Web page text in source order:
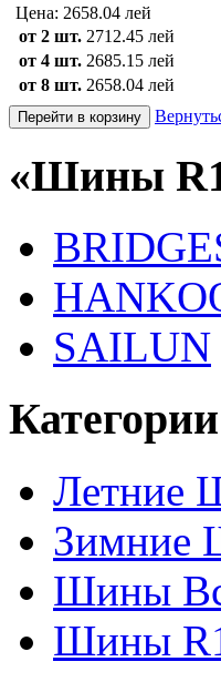
Цена: 2658.04 лей
от 2 шт. 2712.45 лей
от 4 шт. 2685.15 лей
от 8 шт. 2658.04 лей
«Шины
SAILUN
Летние
Зимние
Шины
Шины